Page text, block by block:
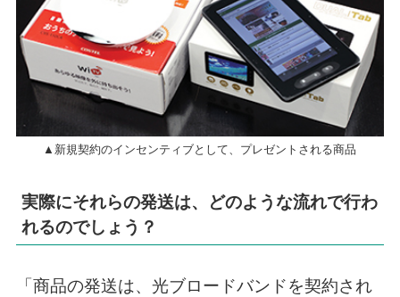
▲新規契約のインセンティブとして、プレゼントされる商品
実際にそれらの発送は、どのような流れで行わ
れるのでしょう？
「商品の発送は、光ブロードバンドを契約され